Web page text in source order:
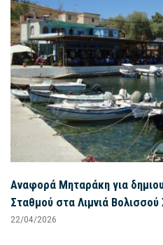
Αναφορά Μηταράκη για
Σταθμού στα Λιμνιά Βολισσού
22/04/2026